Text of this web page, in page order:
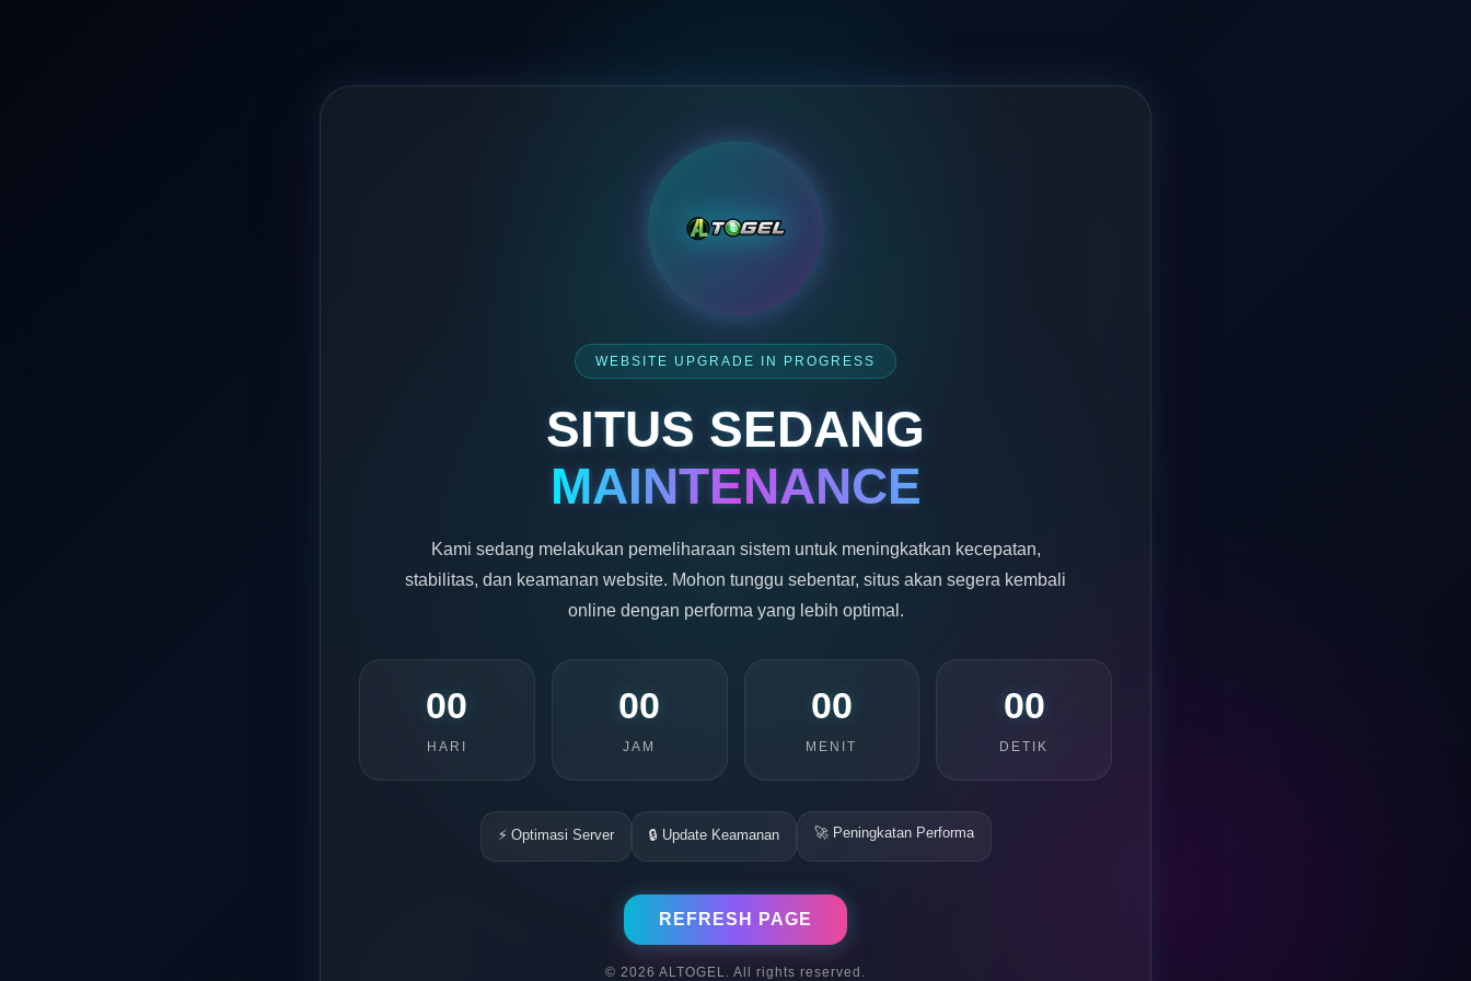
WEBSITE UPGRADE IN PROGRESS
SITUS SEDANG
MAINTENANCE
Kami sedang melakukan pemeliharaan sistem untuk meningkatkan kecepatan,
stabilitas, dan keamanan website. Mohon tunggu sebentar, situs akan segera kembali
online dengan performa yang lebih optimal.
00
HARI
00
JAM
00
MENIT
00
DETIK
⚡ Optimasi Server 🔒 Update Keamanan 🚀 Peningkatan Performa
REFRESH PAGE
© 2026 ALTOGEL. All rights reserved.